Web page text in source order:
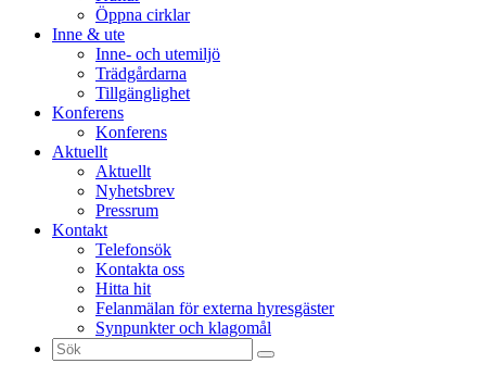
Öppna cirklar
Inne & ute
Inne- och utemiljö
Trädgårdarna
Tillgänglighet
Konferens
Konferens
Aktuellt
Aktuellt
Nyhetsbrev
Pressrum
Kontakt
Telefonsök
Kontakta oss
Hitta hit
Felanmälan för externa hyresgäster
Synpunkter och klagomål
Sök
efter: